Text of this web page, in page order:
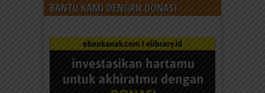
BANTU KAMI DENGAN DONASI